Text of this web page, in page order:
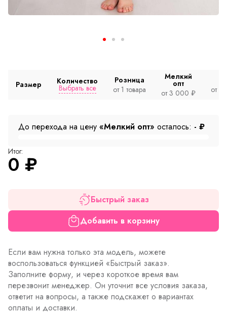
Размер Количество
Выбрать все
Розница
от 1 товара
Мелкий
опт
от 3 000 ₽
от
До перехода на цену «Мелкий опт» осталось: - ₽
Итог:
0 ₽
Быстрый заказ
Добавить в корзину
Если вам нужна только эта модель, можете
воспользоваться функцией «Быстрый заказ».
Заполните форму, и через короткое время вам
перезвонит менеджер. Он уточнит все условия заказа,
ответит на вопросы, а также подскажет о вариантах
оплаты и доставки.